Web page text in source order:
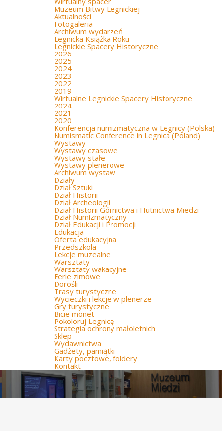
Muzeum Bitwy Legnickiej
Aktualności
Fotogaleria
Archiwum wydarzeń
Legnicka Książka Roku
Legnickie Spacery Historyczne
2026
2025
2024
2023
2022
2019
Wirtualne Legnickie Spacery Historyczne
2024
2021
2020
Konferencja numizmatyczna w Legnicy (Polska)
Numismatic Conference in Legnica (Poland)
Wystawy
Wystawy czasowe
Wystawy stałe
Wystawy plenerowe
Archiwum wystaw
Działy
Dział Sztuki
Dział Historii
Dział Archeologii
Dział Historii Górnictwa i Hutnictwa Miedzi
Dział Numizmatyczny
Dział Edukacji i Promocji
Edukacja
Oferta edukacyjna
Przedszkola
Lekcje muzealne
Warsztaty
Warsztaty wakacyjne
Ferie zimowe
Dorośli
Trasy turystyczne
Wycieczki i lekcje w plenerze
Gry turystyczne
Bicie monet
Pokoloruj Legnicę
Strategia ochrony małoletnich
Sklep
Wydawnictwa
Gadżety, pamiątki
Karty pocztowe, foldery
Kontakt